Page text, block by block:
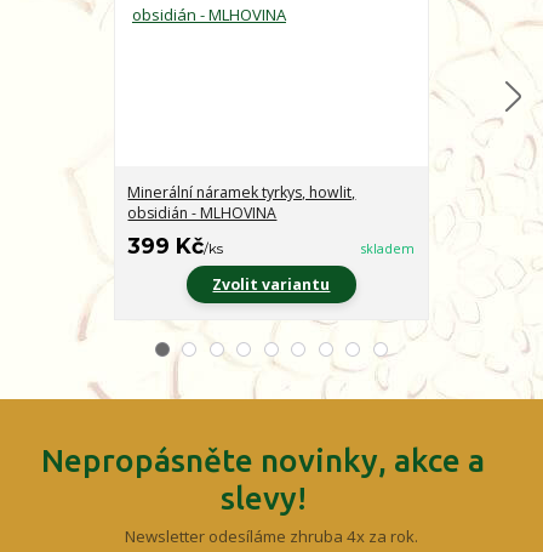
Minerální náramek tyrkys, howlit,
obsidián - MLHOVINA
399 Kč/ks skladem
Zvolit variantu
Minerální
CHARAKTER
Nepropásněte novinky, akce a
slevy!
Newsletter odesíláme zhruba 4x za rok.